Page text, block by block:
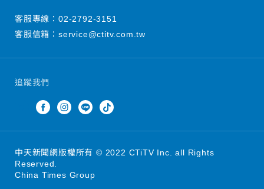
追蹤我們
客服專線： 02-2792-3151
客服信箱： service@ctitv.com.tw
中天新聞網版權所有 © 2022 CTiTV Inc. all Rights
Reserved.
China Times Group